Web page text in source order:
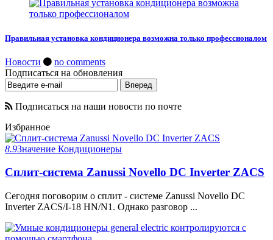
Правильная установка кондиционера возможна только профессионалом
Новости
no comments
Подписаться на обновления
Подписаться на наши новости по почте
Избранное
8.9Значение Кондиционеры
Сплит-система Zanussi Novello DC Inverter ZACS
Сегодня поговорим о сплит - системе Zanussi Novello DC
Inverter ZACS/I-18 HN/N1. Однако разговор ...